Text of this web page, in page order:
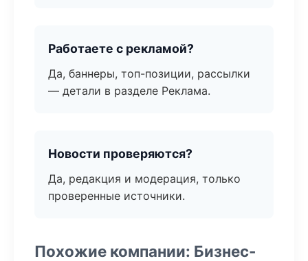
Работаете с рекламой?
Да, баннеры, топ-позиции, рассылки
— детали в разделе Реклама.
Новости проверяются?
Да, редакция и модерация, только
проверенные источники.
Похожие компании: Бизнес-